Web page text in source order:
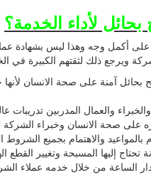
لأداء الخدمة؟
أكمل وجه وهذا ليس بشهادة
ذلك لثقتهم الكبيرة في
آمنة على صحة الانسان
والعمال المدربين تدريبات
على صحة الانسان وخبراء الشركة
بالمواعيد والاهتمام بجميع
إليها المسبحة وتغيير القطع
الساعة من خلال خدمه عملاء